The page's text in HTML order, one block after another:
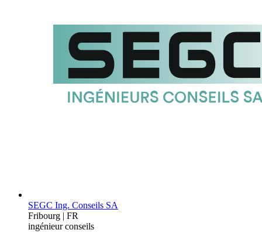
SEGC Ing. Conseils SA
Fribourg | FR
ingénieur conseils